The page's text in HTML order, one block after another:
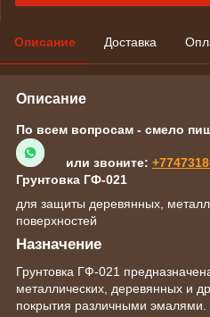
Описание Доставка
Описание
По всем вопросам - смело
или звоните:
Грунтовка ГФ-021
для защиты деревянных,
поверхностей
Назначение
Грунтовка ГФ-021
металлических, деревянных и
покрытия различными эмалями.